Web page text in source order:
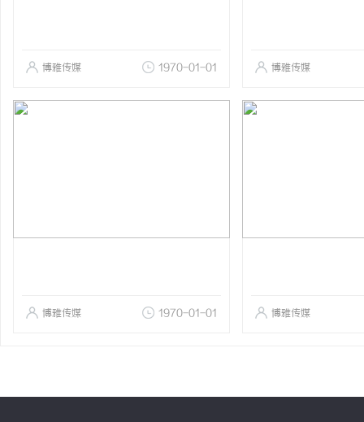
博雅传媒 1970-01-01 博雅传媒
博雅传媒 1970-01-01 博雅传媒